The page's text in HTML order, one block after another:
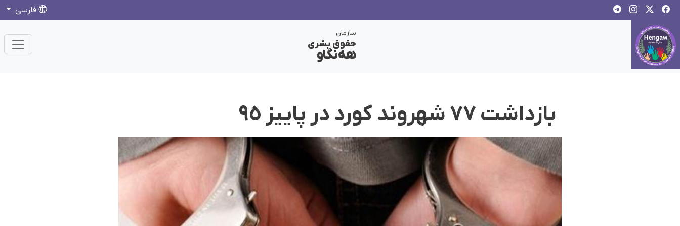
فارسی
سازمان
حقوق بشری
هەنگاو
بازداشت ٧٧ شهروند کورد در پاییز ٩٥